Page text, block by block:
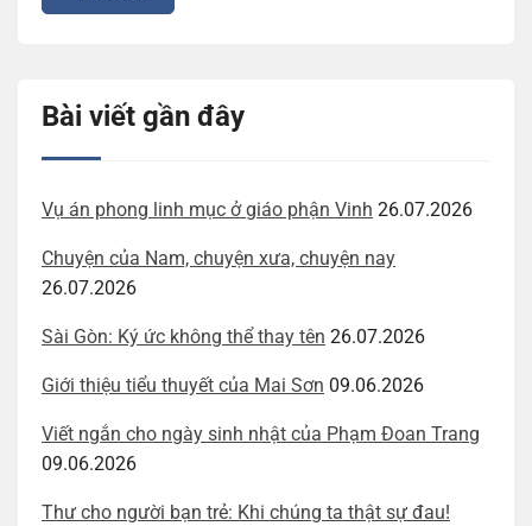
Bài viết gần đây
Vụ án phong linh mục ở giáo phận Vinh 26.07.2026
Chuyện của Nam, chuyện xưa, chuyện nay
26.07.2026
Sài Gòn: Ký ức không thể thay tên 26.07.2026
Giới thiệu tiểu thuyết của Mai Sơn 09.06.2026
Viết ngắn cho ngày sinh nhật của Phạm Đoan Trang
09.06.2026
Thư cho người bạn trẻ: Khi chúng ta thật sự đau!